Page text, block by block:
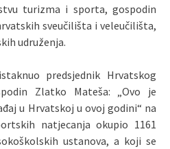
turizma i sporta, gospodin
sveučilišta i veleučilišta,
udruženja.
predsjednik Hrvatskog
Zlatko Mateša: „Ovo je
u Hrvatskoj u ovoj godini“ na
natjecanja okupio 1161
ustanova, a koji se